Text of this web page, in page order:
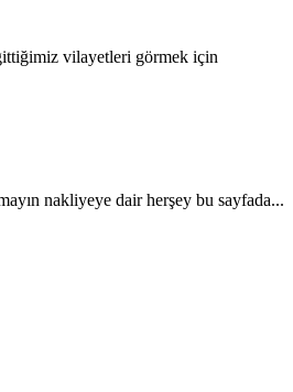
vilayetleri görmek için
nakliyeye dair herşey bu sayfada...